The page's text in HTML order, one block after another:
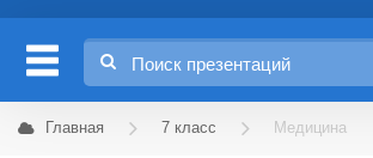
Главная 7 класс Медицина